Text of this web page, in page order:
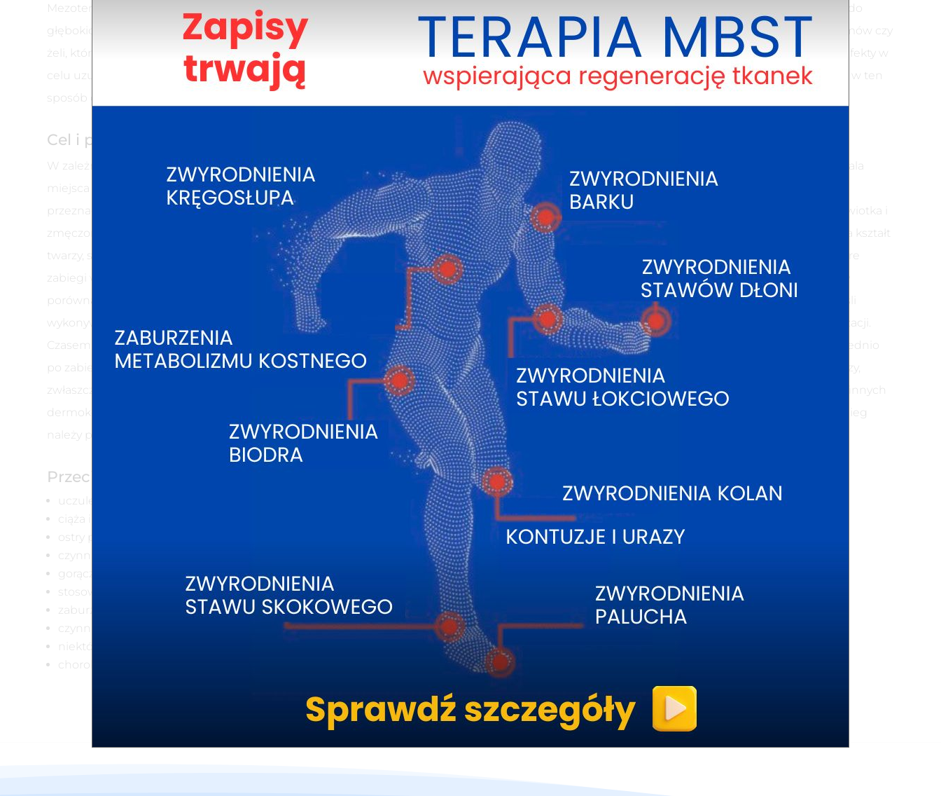
Mezoterapia igłowa poprzez bezpośrednie aplikowanie substancji leczniczych za pomocą
pozwala na przenikanie tych składników do
głębokich warstw skóry, tj. skóry właściwej lub tkanki podskórnej. Daje to przewagę nad powszechnymi kosmetykami stosowanymi w postaci kremów czy
żeli, które nie dają takiej penetracji substancji odżywczo – rewitalizujących. Tak więc mezoterapia igłowa pozwala uzyskać szybsze i dokładniejsze efekty w
celu uzupełnienia witamin i minerałów, właściwego nawilżenia skóry, poprawymikrokrążenia, zwiększenia elastyczności i napięcia skóry redukując w ten
sposób oznaki starzenia się skóry.
Cel i przebieg zabiegu
W zależności od kondycji skóry oraz jej właściwości, biorąc pod uwagę stopień widocznego zaawansowania oznak biologicznego wieku, lekarz ustala
miejsca oraz wybiera rodzaj zabiegu mezoterapii, nakreślając wspólnie plan według ściśle określonych protokołów rewitalizacji skóry. Zabieg jest
przeznaczony dla wszystkich, którzy odczuwają potrzebę poprawę elastyczności i sprężystości skóry, nawilżenia, stwierdzą, że ich skóra jest sucha, wiotka i
zmęczona. Mezoterapia igłowa wpływa na zmniejszenia lub wygładzenia zmarszczek oraz bruzd w celu redukcji efektów starzenia skóry, przywraca kształt
twarzy, sprawiając, że twarz uzyskuje świeży i młodszy wygląd. Zabieg jest mało inwazyjny. Wymaga znieczulenia miejscowego – lignokainy
. Niektóre
zabiegi wymagają planowania pod kątem pory dnia czy tygodnia, nie wymaga rekonwalescencji. Efekty zabiegu, są praktycznie natychmiastowe w
porównaniu ze stosowaniem kremów, jednakże pełen efekt skuteczności podlega ocenie po upływie 4-6 tygodni i ulega stopniowej poprawie, jeśli
wykonywane są w sposób powtarzalny i regularny. Zabieg polega na podaniu preparatu w ściśle określone miejsca skóry, które wymagają rewitalizacji.
Czasem po zabiegu pojawia się obrzęk, zasinienie w miejscu podania, które przeważnie szybko ustępują. Zabieg trwa od 20 do 45 minut. Bezpośrednio
po zabiegu należy unikać nadmiernego nasłoneczniania, wysokich temperatur (sauna), wysiłku fizycznego, spożywania alkoholu, masowania twarzy,
zwłaszcza w miejscu zabiegu. Po uzyskaniu pożądanego i zadowalającego efektu rewitalizującego przeważnie nie potrzeby stosowania kremów i innych
dermokosmetyków stosowanych celem maskowania efektów starzenia skóry. W celu utrzymania skóry w przywróconej i prawidłowej kondycji zabieg
należy powtarzać przeważnie raz na 6 miesięcy pod warunkiem dbałości o jej codzienny stan.
Przeciwwskazania:
uczulenie na składnik preparatu,
ciąża i karmienie piersią,
ostry proces zapalny miejscowy skóry,
czynna infekcja,
gorączka,
stosowanie leków fotouczulających, czyli takich, które powodowaniu zwiększoną wrażliwości komórek na promieniowanie UV,
zaburzenia krzepnięcia krwi,
czynna choroba nowotworowa,
niektóre choroby przewlekłe,
choroby immunologiczne czynne lub remisji.